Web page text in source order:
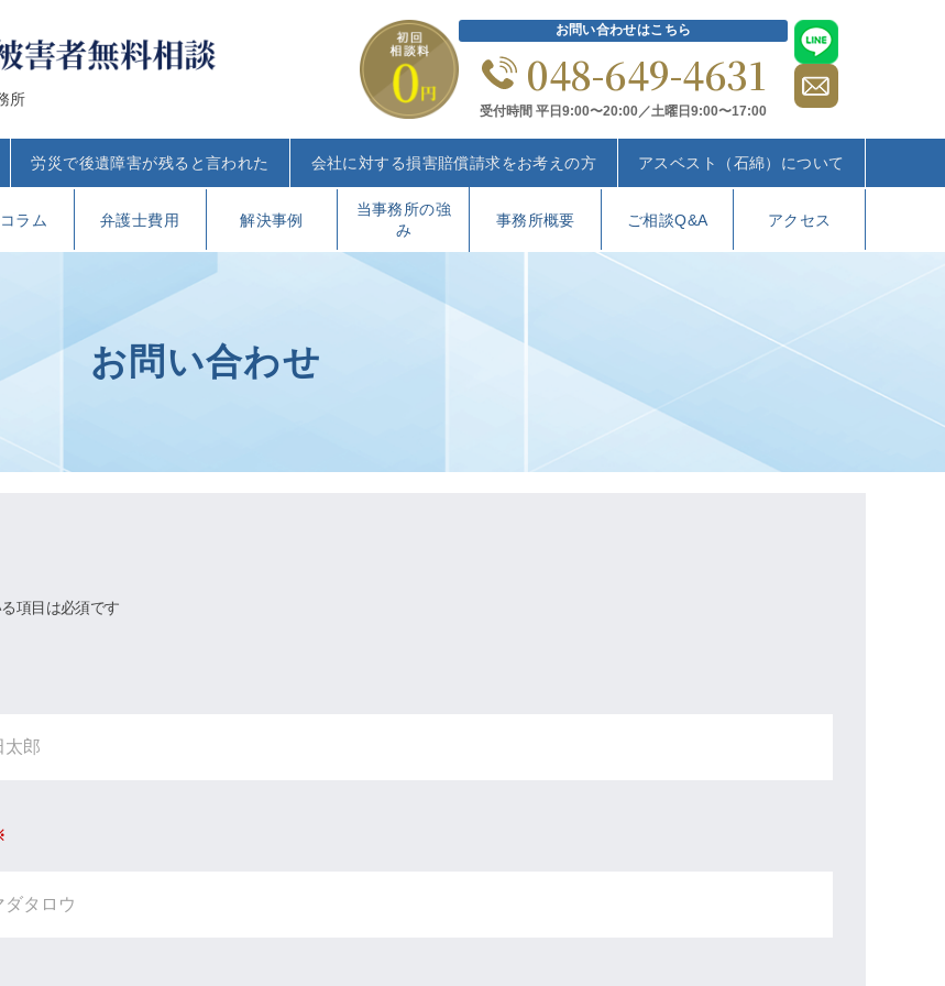
所
お問い合わせはこちら
048-649-4631
受付時間 平日9:00〜20:00／土曜日9:00〜17:00
労災で後遺障害が残ると言われた 会社に対する損害賠償請求をお考えの方 アスベスト（石綿）について
ラム 弁護士費用 解決事例
当事務所の強
み
事務所概要 ご相談Q&A アクセス
お問い合わせ
項目は必須です